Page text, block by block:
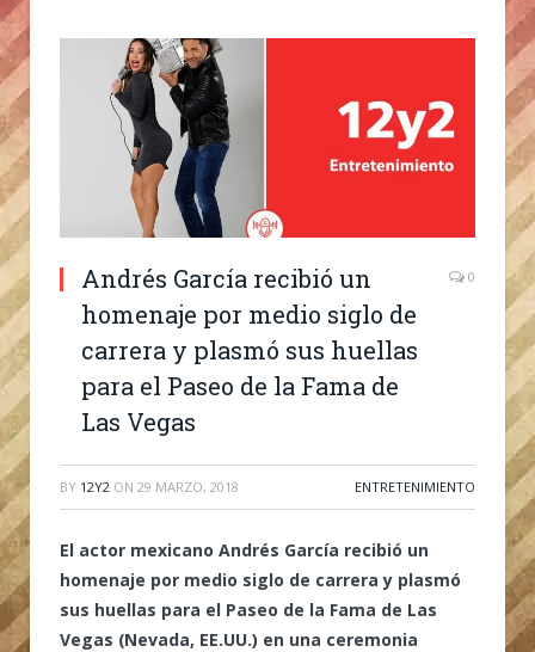
Andrés García recibió un
homenaje por medio siglo de
carrera y plasmó sus huellas
para el Paseo de la Fama de
Las Vegas
0
BY 12Y2 ON 29 MARZO, 2018 ENTRETENIMIENTO
El actor mexicano Andrés García recibió un
homenaje por medio siglo de carrera y plasmó
sus huellas para el Paseo de la Fama de Las
Vegas (Nevada, EE.UU.) en una ceremonia